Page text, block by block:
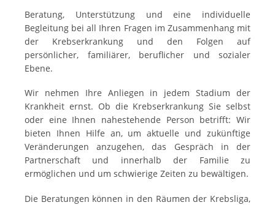
Beratung, Unterstützung und eine individuelle
Begleitung bei all Ihren Fragen im Zusammenhang mit
der Krebserkrankung und den Folgen auf
persönlicher, familiärer, beruflicher und sozialer
Ebene.
Wir nehmen Ihre Anliegen in jedem Stadium der
Krankheit ernst. Ob die Krebserkrankung Sie selbst
oder eine Ihnen nahestehende Person betrifft: Wir
bieten Ihnen Hilfe an, um aktuelle und zukünftige
Veränderungen anzugehen, das Gespräch in der
Partnerschaft und innerhalb der Familie zu
ermöglichen und um schwierige Zeiten zu bewältigen.
Die Beratungen können in den Räumen der Krebsliga,